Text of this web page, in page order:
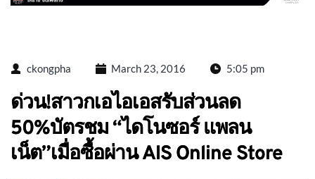
ckongpha March 23, 2016 5:05 pm
ด่วน!สาวกเอไอเอสรับส่วนลด
50%บัตรชม “ไดโนซอร์ แพลน
เน็ต”เมื่อซื้อผ่าน AIS Online Store